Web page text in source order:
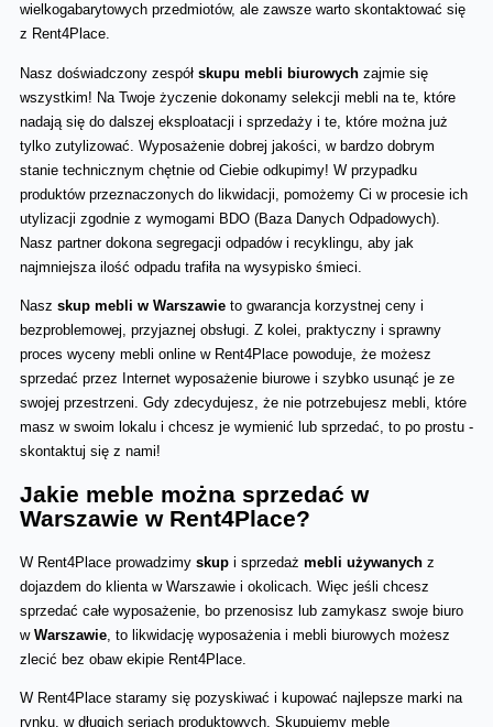
wielkogabarytowych przedmiotów, ale zawsze warto skontaktować się
z Rent4Place.
Nasz doświadczony zespół skupu mebli biurowych zajmie się
wszystkim! Na Twoje życzenie dokonamy selekcji mebli na te, które
nadają się do dalszej eksploatacji i sprzedaży i te, które można już
tylko zutylizować. Wyposażenie dobrej jakości, w bardzo dobrym
stanie technicznym chętnie od Ciebie odkupimy! W przypadku
produktów przeznaczonych do likwidacji, pomożemy Ci w procesie ich
utylizacji zgodnie z wymogami BDO (Baza Danych Odpadowych).
Nasz partner dokona segregacji odpadów i recyklingu, aby jak
najmniejsza ilość odpadu trafiła na wysypisko śmieci.
Nasz skup mebli w Warszawie to gwarancja korzystnej ceny i
bezproblemowej, przyjaznej obsługi. Z kolei, praktyczny i sprawny
proces wyceny mebli online w Rent4Place powoduje, że możesz
sprzedać przez Internet wyposażenie biurowe i szybko usunąć je ze
swojej przestrzeni. Gdy zdecydujesz, że nie potrzebujesz mebli, które
masz w swoim lokalu i chcesz je wymienić lub sprzedać, to po prostu -
skontaktuj się z nami!
Jakie meble można sprzedać w
Warszawie w Rent4Place?
W Rent4Place prowadzimy skup i sprzedaż mebli używanych z
dojazdem do klienta w Warszawie i okolicach. Więc jeśli chcesz
sprzedać całe wyposażenie, bo przenosisz lub zamykasz swoje biuro
w Warszawie, to likwidację wyposażenia i mebli biurowych możesz
zlecić bez obaw ekipie Rent4Place.
W Rent4Place staramy się pozyskiwać i kupować najlepsze marki na
rynku, w długich seriach produktowych. Skupujemy meble